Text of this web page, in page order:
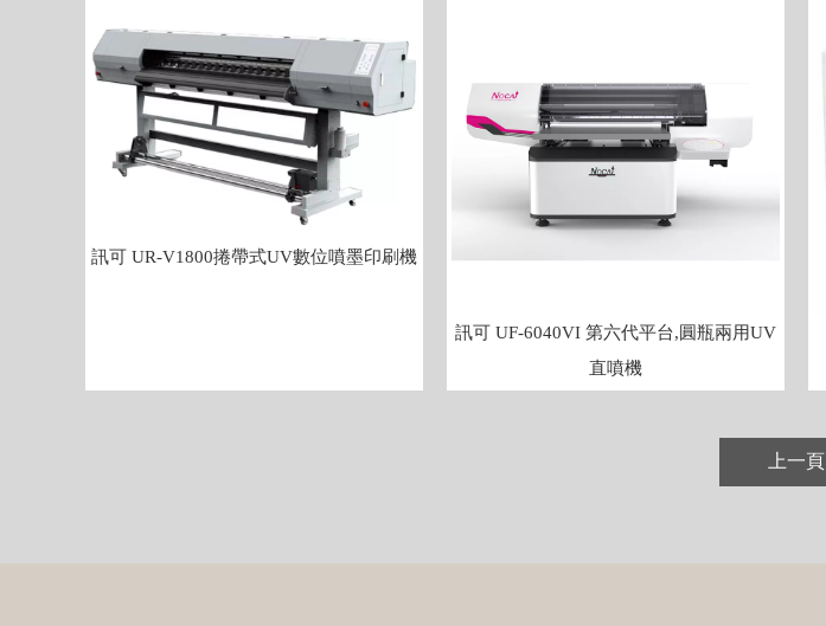
訊可 UR-V1800捲帶式UV數位噴墨印刷機
訊可 UF-6040VI 第六代平台,圓瓶兩用UV
直噴機
上一頁